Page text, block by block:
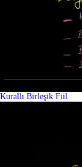
Kurallı Birleşik Fiil